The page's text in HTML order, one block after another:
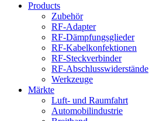
Products
Zubehör
RF-Adapter
RF-Dämpfungsglieder
RF-Kabelkonfektionen
RF-Steckverbinder
RF-Abschlusswiderstände
Werkzeuge
Märkte
Luft- und Raumfahrt
Automobilindustrie